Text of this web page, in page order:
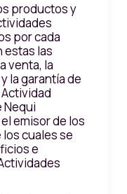
productos y
por cada
estas las
venta, la
la garantía de
Nequi
emisor de los
cuales se
e